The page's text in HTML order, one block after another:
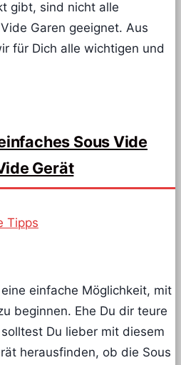
gibt, sind nicht alle
Garen geeignet. Aus
für Dich alle wichtigen und
Sous Vide
Gerät
Tipps
einfache Möglichkeit, mit
beginnen. Ehe Du dir teure
Du lieber mit diesem
herausfinden, ob die Sous